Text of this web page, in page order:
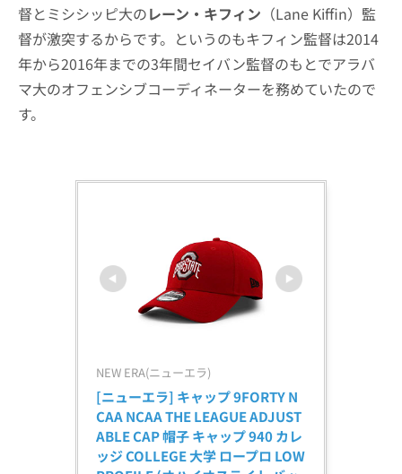
督とミシシッピ大のレーン・キフィン （Lane Kiffin）監
督が激突するからです。というのもキフィン監督は2014
年から2016年までの3年間セイバン監督のもとでアラバ
マ大のオフェンシブコーディネーターを務めていたので
す。
NEW ERA(ニューエラ)
[ニューエラ] キャップ 9FORTY N
CAA NCAA THE LEAGUE ADJUST
ABLE CAP 帽子 キャップ 940 カレ
ッジ COLLEGE 大学 ロープロ LOW